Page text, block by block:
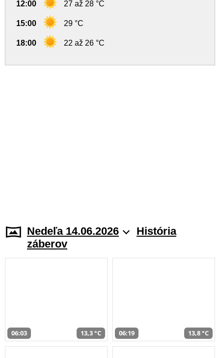
12:00 27 až 28 °C
15:00 29 °C
18:00 22 až 26 °C
Nedeľa 14.06.2026
História
záberov
06:03 13,3 °C 06:19 13,8 °C